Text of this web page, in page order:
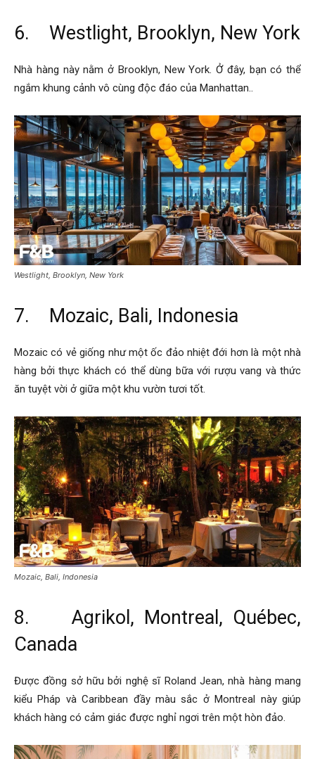
6. Westlight, Brooklyn, New York
Nhà hàng này nằm ở Brooklyn, New York. Ở đây, bạn có thể
ngắm khung cảnh vô cùng độc đáo của Manhattan..
Westlight, Brooklyn, New York
7. Mozaic, Bali, Indonesia
Mozaic có vẻ giống như một ốc đảo nhiệt đới hơn là một nhà
hàng bởi thực khách có thể dùng bữa với rượu vang và thức
ăn tuyệt vời ở giữa một khu vườn tươi tốt.
Mozaic, Bali, Indonesia
8. Agrikol, Montreal, Québec,
Canada
Được đồng sở hữu bởi nghệ sĩ Roland Jean, nhà hàng mang
kiểu Pháp và Caribbean đầy màu sắc ở Montreal này giúp
khách hàng có cảm giác được nghỉ ngơi trên một hòn đảo.